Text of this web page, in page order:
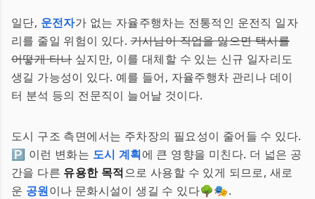
일단, 운전자가 없는 자율주행차는 전통적인 운전직 일자
리를 줄일 위험이 있다.기사님이 직업을 잃으면 택시를
어떻게 타나싶지만, 이를 대체할 수 있는 신규 일자리도
생길 가능성이 있다. 예를 들어, 자율주행차 관리나 데이
터 분석 등의 전문직이 늘어날 것이다.
도시 구조 측면에서는 주차장의 필요성이 줄어들 수 있다.
🅿️ 이런 변화는 도시 계획에 큰 영향을 미친다. 더 넓은 공
간을 다른 유용한 목적으로 사용할 수 있게 되므로, 새로
운 공원이나 문화시설이 생길 수 있다🌳🎭.